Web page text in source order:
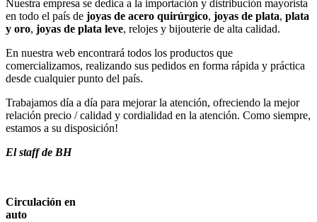
Nuestra empresa se dedica a la importación y distribución mayorista
en todo el país de joyas de acero quirúrgico, joyas de plata, plata
y oro, joyas de plata leve, relojes y bijouterie de alta calidad.
En nuestra web encontrará todos los productos que
comercializamos, realizando sus pedidos en forma rápida y práctica
desde cualquier punto del país.
Trabajamos día a día para mejorar la atención, ofreciendo la mejor
relación precio / calidad y cordialidad en la atención. Como siempre,
estamos a su disposición!
El staff de BH
Circulación en
auto